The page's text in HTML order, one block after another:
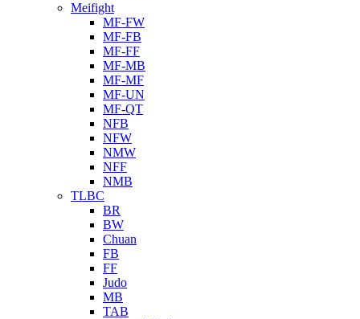
Meifight
MF-FW
MF-FB
MF-FF
MF-MB
MF-MF
MF-UN
MF-QT
NFB
NFW
NMW
NFF
NMB
TLBC
BR
BW
Chuan
FB
FF
Judo
MB
TAB